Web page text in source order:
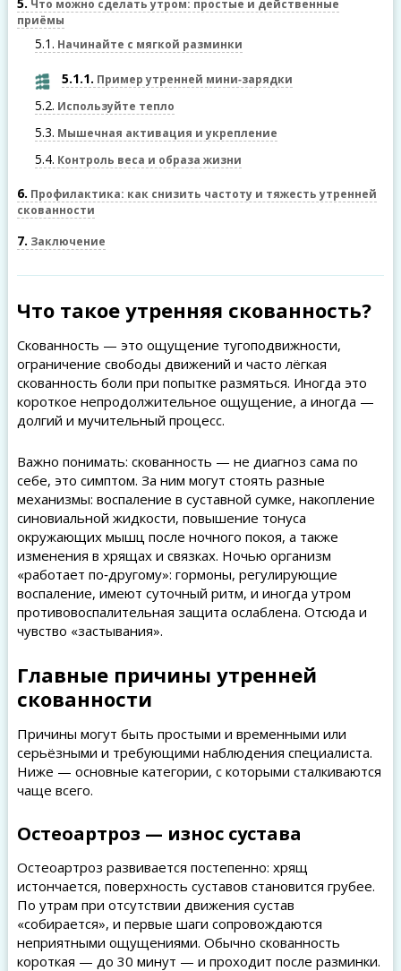
Что можно сделать утром: простые и действенные
приёмы
5.1 Начинайте с мягкой разминки
5.1.1 Пример утренней мини‑зарядки
5.2 Используйте тепло
5.3 Мышечная активация и укрепление
5.4 Контроль веса и образа жизни
6 Профилактика: как снизить частоту и тяжесть утренней
скованности
7 Заключение
Что такое утренняя скованность?
Скованность — это ощущение тугоподвижности,
ограничение свободы движений и часто лёгкая
скованность боли при попытке размяться. Иногда это
короткое непродолжительное ощущение, а иногда —
долгий и мучительный процесс.
Важно понимать: скованность — не диагноз сама по
себе, это симптом. За ним могут стоять разные
механизмы: воспаление в суставной сумке, накопление
синовиальной жидкости, повышение тонуса
окружающих мышц после ночного покоя, а также
изменения в хрящах и связках. Ночью организм
«работает по‑другому»: гормоны, регулирующие
воспаление, имеют суточный ритм, и иногда утром
противовоспалительная защита ослаблена. Отсюда и
чувство «застывания».
Главные причины утренней
скованности
Причины могут быть простыми и временными или
серьёзными и требующими наблюдения специалиста.
Ниже — основные категории, с которыми сталкиваются
чаще всего.
Остеоартроз — износ сустава
Остеоартроз развивается постепенно: хрящ
истончается, поверхность суставов становится грубее.
По утрам при отсутствии движения сустав
«собирается», и первые шаги сопровождаются
неприятными ощущениями. Обычно скованность
короткая — до 30 минут — и проходит после разминки.